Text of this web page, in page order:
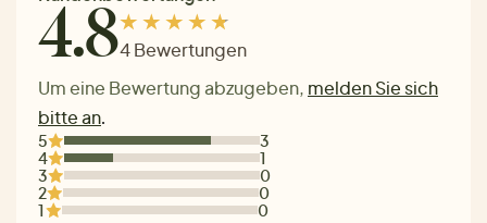
4.84 Bewertungen
Um eine Bewertung abzugeben, melden Sie sich
bitte an.
5
3
4
1
3
0
2
0
1
0